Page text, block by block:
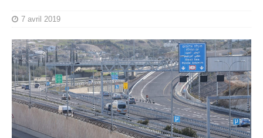
7 avril 2019